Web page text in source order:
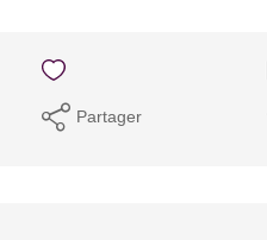
Partager